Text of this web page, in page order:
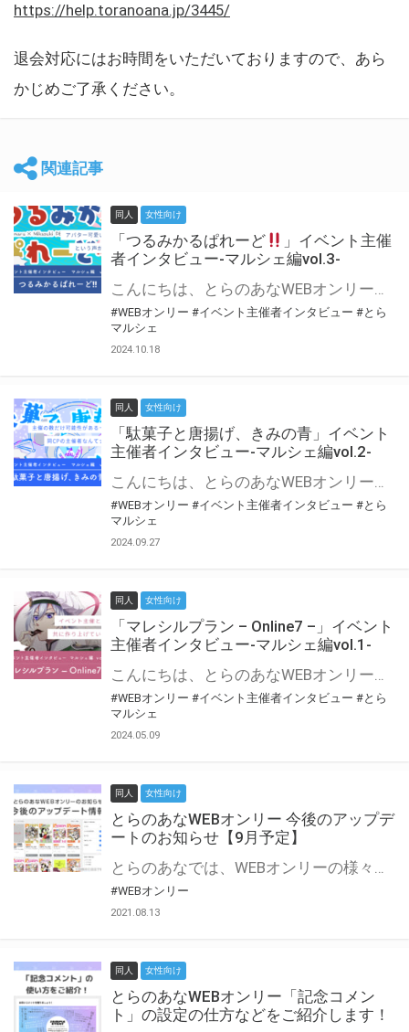
https://help.toranoana.jp/3445/
退会対応にはお時間をいただいておりますので、あら
かじめご了承ください。
関連記事
同人 女性向け
「つるみかるぱれーど
」イベント主催
者インタビュー-マルシェ編vol.3-
こんにちは、とらのあなWEBオンリー運営スタッフです。 新たにお届けする、イベント主催者インタビュー-マルシェ編-は、 とらのあなWEBオンリー「マルシェ」をご利用した主催様に 「マルシェ」を使って開催した感想や心がけをお聞きする企画です。 今回は、WEBオンリー初開催「つるみかるぱれーど
#WEBオンリー #イベント主催者インタビュー #とら
マルシェ
2024.10.18
同人 女性向け
「駄菓子と唐揚げ、きみの青」イベント
主催者インタビュー-マルシェ編vol.2-
こんにちは、とらのあなWEBオンリー運営スタッフです。 新たにお届けする、イベント主催者インタビュー-マルシェ編-は、 とらのあなWEBオンリー「マルシェ」をご利用の主催様に 「マルシェ」を使ってイベントを開催した感想や心がけをお聞きする企画です。 今回は、WEBオンリー初開催「駄菓子と唐揚げ、きみの青」より、 主催のぎこ六屋様にお話を伺いました。 協力：ぎこ六屋様／イベント公式Twitter（@krkgwks） とらのあなWEBオンリー「マルシェ」とは？ WEBオンリーでリアルタイムでコミュニケーションがとれるオンライン会場です。
#WEBオンリー #イベント主催者インタビュー #とら
マルシェ
2024.09.27
同人 女性向け
「マレシルプラン – Online7 –」イベント
主催者インタビュー-マルシェ編vol.1-
こんにちは、とらのあなWEBオンリー運営スタッフです。 新たにお届けする、イベント主催者インタビュー-マルシェ編-は、 とらのあなWEBオンリー「マルシェ」をご利用した主催様に 「マルシェ」を使って開催した感想や心がけをお聞きする企画です。 今回は、WEBオンリー開催7回目迎えた「マレシルプラン – Online7 –」より、 主催の玉川うた様にお話を伺いました。 ▼マレシルプランのインタビュー前回記事 「イベント主催者インタビュー vol.6」はこちら 協力：玉川うた様（マレシルプラン実行委員会 代表）／イベント公式Twitter（@mallesil_plan） とらのあなWEBオンリー「マルシェ」とは？ WEBオンリーでリアルタイムでコミュニケーションがとれるオンライン会場です。
#WEBオンリー #イベント主催者インタビュー #とら
マルシェ
2024.05.09
同人 女性向け
とらのあなWEBオンリー 今後のアップデ
ートのお知らせ【9月予定】
とらのあなでは、WEBオンリーの様々な支援を実施しています。 今回は2021年9月に実装を予定しているアップデート情報についてご紹介いたします。 とらのあなWEBオンリーサイトはこちら
#WEBオンリー
2021.08.13
同人 女性向け
とらのあなWEBオンリー「記念コメン
ト」の設定の仕方などをご紹介します！